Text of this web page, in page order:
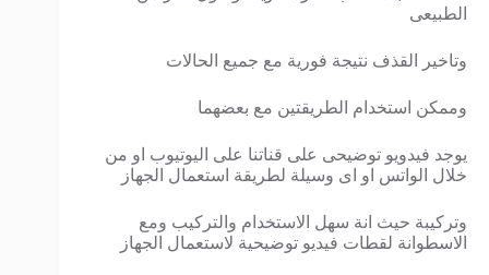
الطبيعى
وتاخير القذف نتيجة فورية مع جميع الحالات
وممكن استخدام الطريقتين مع بعضهما
يوجد فيدويو توضيحى على قناتنا على اليوتيوب او من
خلال الواتس او اى وسيلة لطريقة استعمال الجهاز
وتركيبة حيث انة سهل الاستخدام والتركيب ومع
الاسطوانة لقطات فيديو توضيحية لاستعمال الجهاز